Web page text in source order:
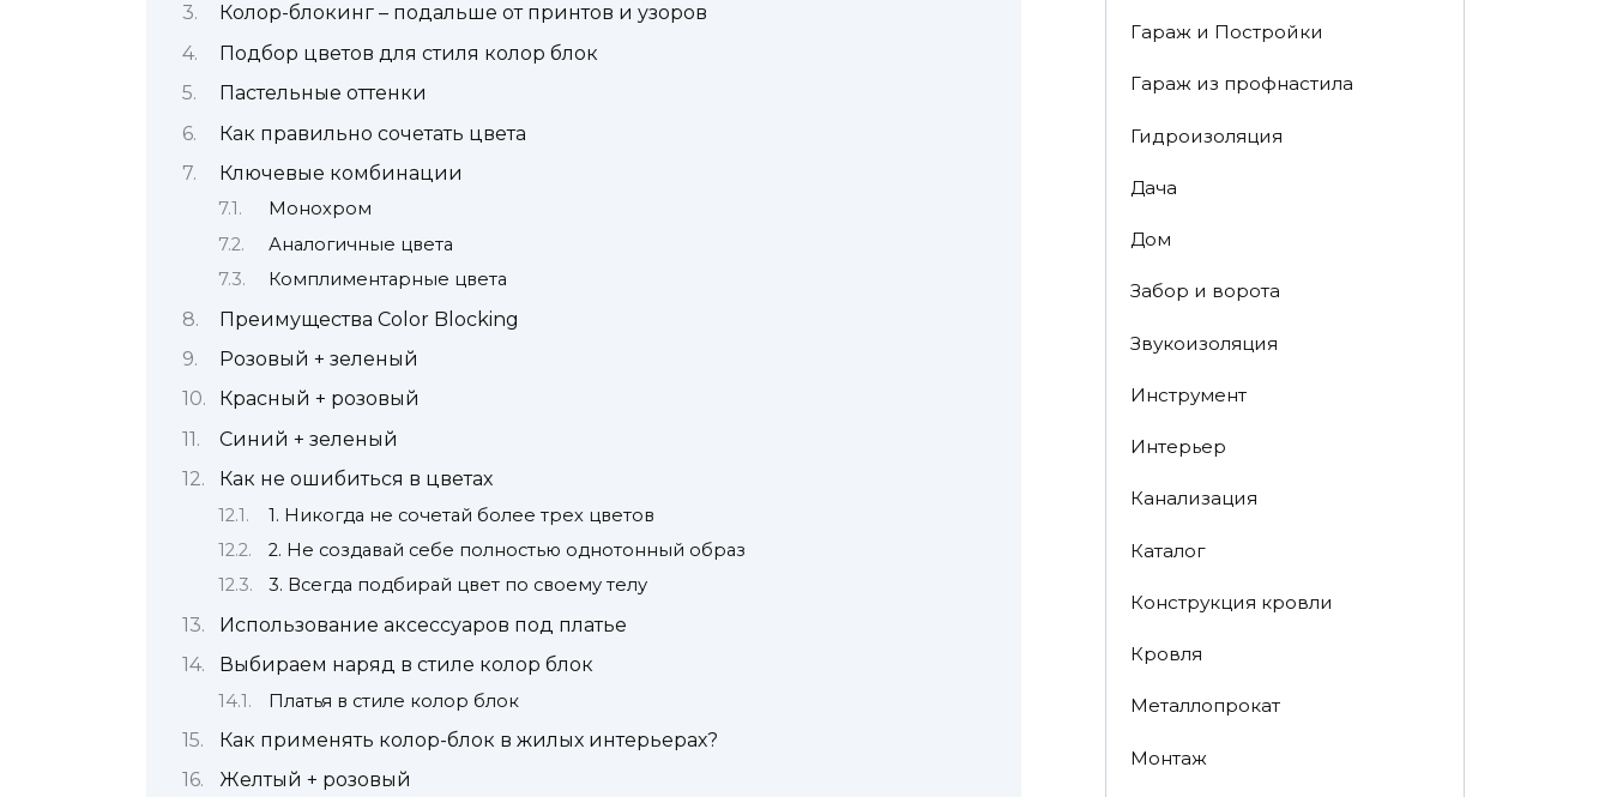
Колор-блокинг – подальше от принтов и узоров
Подбор цветов для стиля колор блок
Пастельные оттенки
Как правильно сочетать цвета
Ключевые комбинации
Монохром
Аналогичные цвета
Комплиментарные цвета
Преимущества Color Blocking
Розовый + зеленый
Красный + розовый
Синий + зеленый
Как не ошибиться в цветах
1. Никогда не сочетай более трех цветов
2. Не создавай себе полностью однотонный образ
3. Всегда подбирай цвет по своему телу
Использование аксессуаров под платье
Выбираем наряд в стиле колор блок
Платья в стиле колор блок
Как применять колор-блок в жилых интерьерах?
Желтый + розовый
Гараж и Постройки
Гараж из профнастила
Гидроизоляция
Дача
Дом
Забор и ворота
Звукоизоляция
Инструмент
Интерьер
Канализация
Каталог
Конструкция кровли
Кровля
Металлопрокат
Монтаж